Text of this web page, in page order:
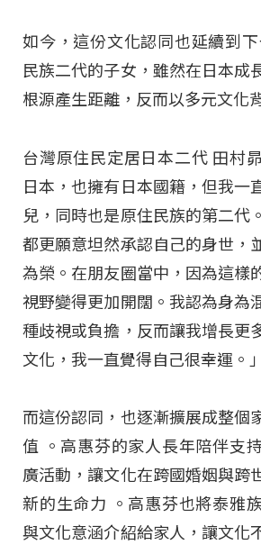
如今，這份文化認同也延續到
民族二代的子女，雖然在日本成
根源產生距離，反而以多元文化
台灣原住民定居日本二代 田村
日本，也擁有日本國籍，但我一
兒，同時也是原住民族的第二代
都更願意坦然承認自己的身世，
為榮。在朋友圈當中，因為這樣
視野變得更加開闊。我認為身為
種歧視或負擔，反而讓我增長更
文化，我一直覺得自己很幸運。」
而這份認同，也逐漸擴展成整個
值 。高惠芬的家人長年陪伴支
廣活動，讓文化在跨國婚姻與跨
新的生命力 。高惠芬也將泰雅
與文化意涵介紹給家人，讓文化